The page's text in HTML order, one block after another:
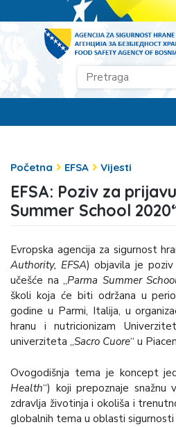
Početna EFSA Vijesti
EFSA: Poziv za
Summer School
Evropska agencija za sigurnost
Authority, EFSA) objavila je poziv
učešće na „Parma Summer
školi koja će biti održana u
godine u Parmi, Italija, u
hranu i nutricionizam
univerziteta „Sacro Cuore“ u
Ovogodišnja tema je koncept
Health“) koji prepoznaje snažnu
zdravlja životinja i okoliša i
globalnih tema u oblasti sigurnosti